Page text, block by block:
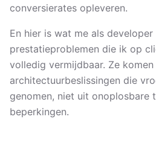
conversierates opleveren.
En hier is wat me als
prestatieproblemen die ik op
volledig vermijdbaar. Ze
architectuurbeslissingen die
genomen, niet uit onoplosbare
beperkingen.